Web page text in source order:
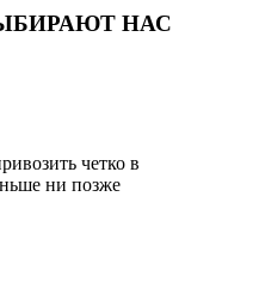
НАС
четко в
ни позже